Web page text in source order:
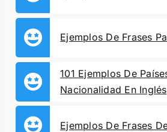
Ejemplos De Frases
101 Ejemplos De
Nacionalidad En Inglés
Ejemplos De Frases